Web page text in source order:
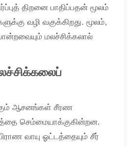
திறனை பாதிப்பதன் மூலம்
வழி வகுக்கிறது. மூலம்,
மலச்சிக்கலால்
ஆசனங்கள் சீரண
செம்மையாக்குகின்றன.
வாயு ஓட்டத்தையும் சீர்